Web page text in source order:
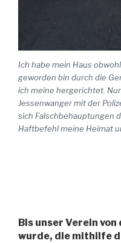
Ich habe mein Haus
geworden bin durch die
ich meine hergerichtet.
Jessenwanger mit der
sich Falschbehauptungen
Haftbefehl meine Heimat
Bis unser Verein
wurde, die mithilfe